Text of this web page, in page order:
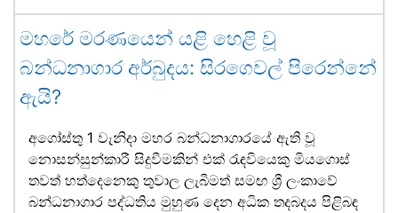
මහරේ මරණයෙන් යළි හෙළි වූ
බන්ධනාගාර අර්බුදය: සිරගෙවල් පිරෙන්නේ
ඇයි?
අගෝස්තු 1 වැනිදා මහර බන්ධනාගාරයේ ඇති වූ
නොසන්සුන්කාරී සිදුවීමකින් එක් රැඳවියෙකු මියගොස්
තවත් හත්දෙනෙකු තුවාල ලැබීමත් සමඟ ශ්‍රී ලංකාවේ
බන්ධනාගාර පද්ධතිය මුහුණ දෙන අධික තදබදය පිළිබඳ